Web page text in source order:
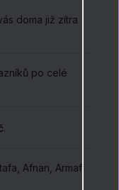
vás doma již zítra
po celé
.
Afnan, Armaf,